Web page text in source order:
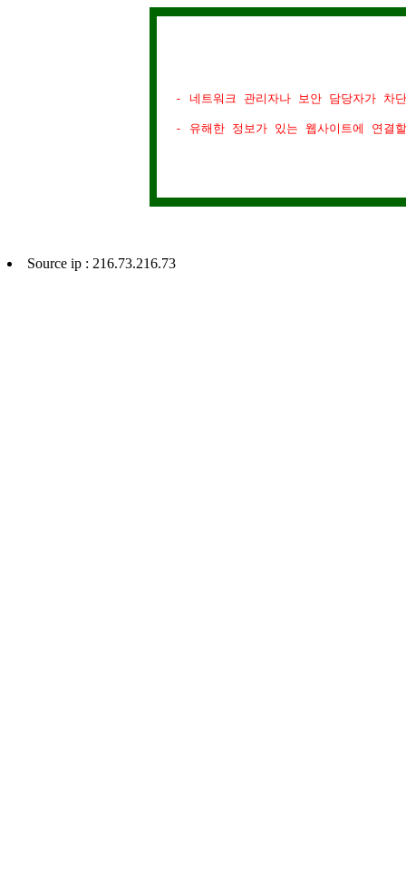
- 네트워크 관리자나 보안 담당자가 차
- 유해한 정보가 있는 웹사이트에 연결
Source ip : 216.73.216.73